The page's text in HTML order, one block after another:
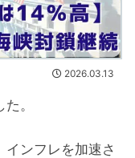
2026.03.13
。
ンフレを加速さ